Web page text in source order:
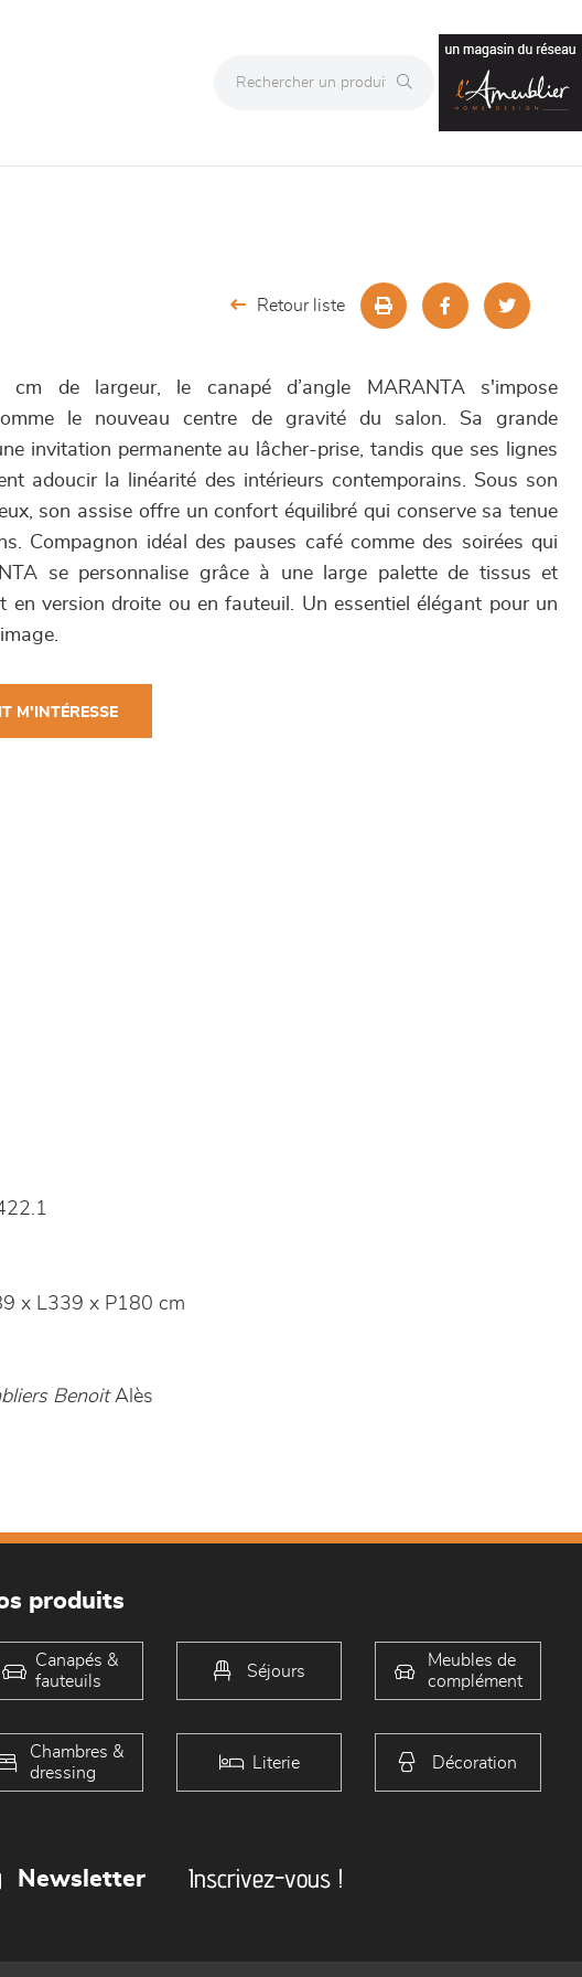
Retour liste
de largeur, le canapé d’angle MARANTA s'impose
le nouveau centre de gravité du salon. Sa grande
invitation permanente au lâcher-prise, tandis que ses lignes
adoucir la linéarité des intérieurs contemporains. Sous son
son assise offre un confort équilibré qui conserve sa tenue
Compagnon idéal des pauses café comme des soirées qui
se personnalise grâce à une large palette de tissus et
en version droite ou en fauteuil. Un essentiel élégant pour un
M'INTÉRESSE
x L339 x P180 cm
BenoitAlès
produits
Canapés &
fauteuils
Séjours
Meubles de
complément
Chambres &
dressing
Literie Décoration
Newsletter Inscrivez-vous !